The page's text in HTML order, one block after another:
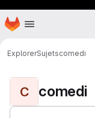
Passer au contenu principal
Page d'accueil
ExplorerSujetscomedi
C comedi